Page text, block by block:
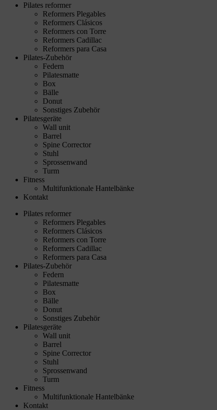
Pilates reformer
Reformers Plegables
Reformers Clásicos
Reformers con Torre
Reformers Cadillac
Reformers para Casa
Pilates-Zubehör
Federn
Pilatesmatte
Box
Bälle
Donut
Sonstiges Zubehör
Pilatesgeräte
Wall unit
Barrel
Spine Corrector
Stuhl
Sprossenwand
Turm
Fitness
Multifunktionale Hantelbänke
Kontakt
Pilates reformer
Reformers Plegables
Reformers Clásicos
Reformers con Torre
Reformers Cadillac
Reformers para Casa
Pilates-Zubehör
Federn
Pilatesmatte
Box
Bälle
Donut
Sonstiges Zubehör
Pilatesgeräte
Wall unit
Barrel
Spine Corrector
Stuhl
Sprossenwand
Turm
Fitness
Multifunktionale Hantelbänke
Kontakt